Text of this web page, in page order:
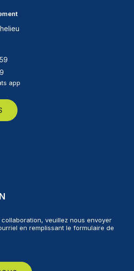
app
veuillez nous envoyer
en remplissant le formulaire de